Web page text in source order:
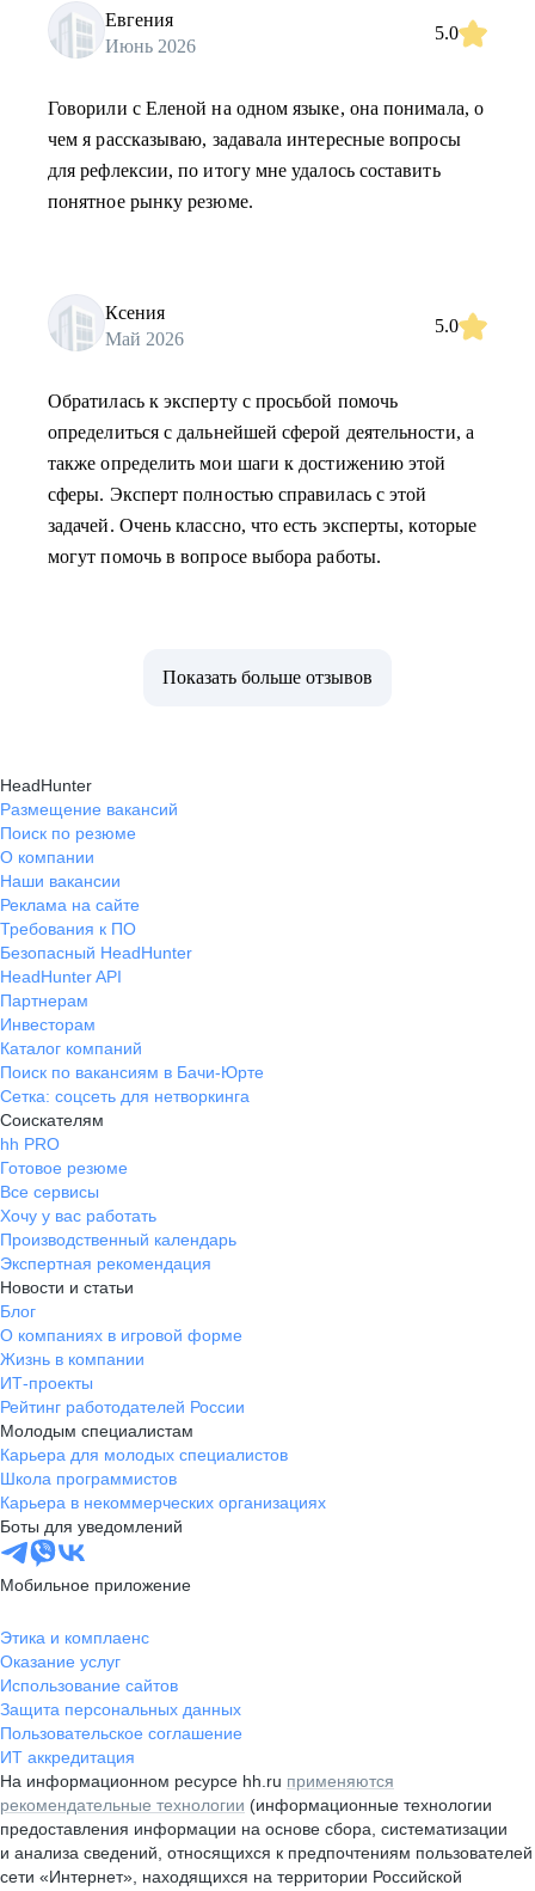
Евгения
Июнь 2026
5.0
Говорили с Еленой на одном языке, она понимала, о
чем я рассказываю, задавала интересные вопросы
для рефлексии, по итогу мне удалось составить
понятное рынку резюме.
Ксения
Май 2026
5.0
Обратилась к эксперту с просьбой помочь
определиться с дальнейшей сферой деятельности, а
также определить мои шаги к достижению этой
сферы. Эксперт полностью справилась с этой
задачей. Очень классно, что есть эксперты, которые
могут помочь в вопросе выбора работы.
Показать больше отзывов
HeadHunter
Размещение вакансий
Поиск по резюме
О компании
Наши вакансии
Реклама на сайте
Требования к ПО
Безопасный HeadHunter
HeadHunter API
Партнерам
Инвесторам
Каталог компаний
Поиск по вакансиям в Бачи-Юрте
Сетка: соцсеть для нетворкинга
Соискателям
hh PRO
Готовое резюме
Все сервисы
Хочу у вас работать
Производственный календарь
Экспертная рекомендация
Новости и статьи
Блог
О компаниях в игровой форме
Жизнь в компании
ИТ-проекты
Рейтинг работодателей России
Молодым специалистам
Карьера для молодых специалистов
Школа программистов
Карьера в некоммерческих организациях
Боты для уведомлений
Мобильное приложение
Этика и комплаенс
Оказание услуг
Использование сайтов
Защита персональных данных
Пользовательское соглашение
ИТ аккредитация
На информационном ресурсе hh.ru применяются
рекомендательные технологии (информационные технологии
предоставления информации на основе сбора, систематизации
и анализа сведений, относящихся к предпочтениям пользователей
сети «Интернет», находящихся на территории Российской